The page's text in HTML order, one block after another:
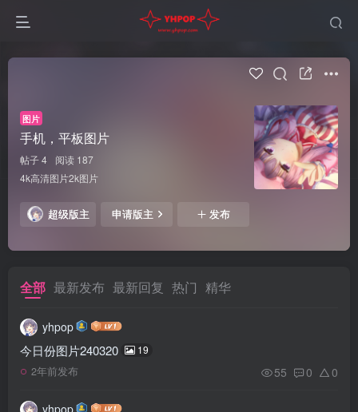
图片
手机，平板图片
帖子 4
阅读 187
4k高清图片2k图片
超级版主 申请版主 发布
全部 最新发布 最新回复 热门 精华
yhpop
今日份图片240320 19
2年前发布 55 0 0
yhpop